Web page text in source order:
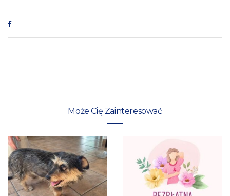
Może Cię Zainteresować